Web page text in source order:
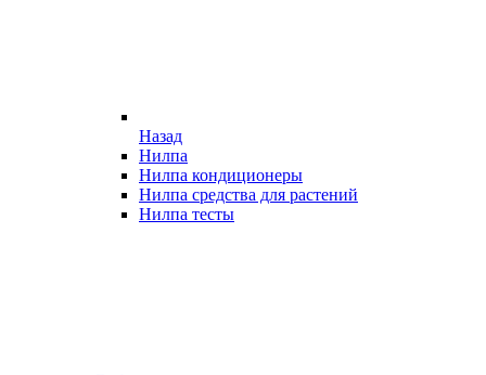
Назад
Нилпа
Нилпа кондиционеры
Нилпа средства для растений
Нилпа тесты